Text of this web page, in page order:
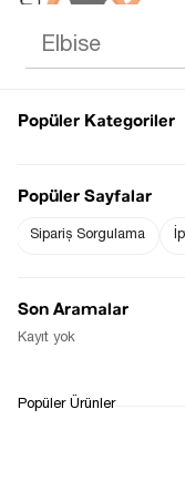
Notify Me When
RETURN AND EXCHANGE
Popüler Kategoriler
Popüler Sayfalar
Sipariş Sorgulama
Son Aramalar
Kayıt yok
Popüler Ürünler